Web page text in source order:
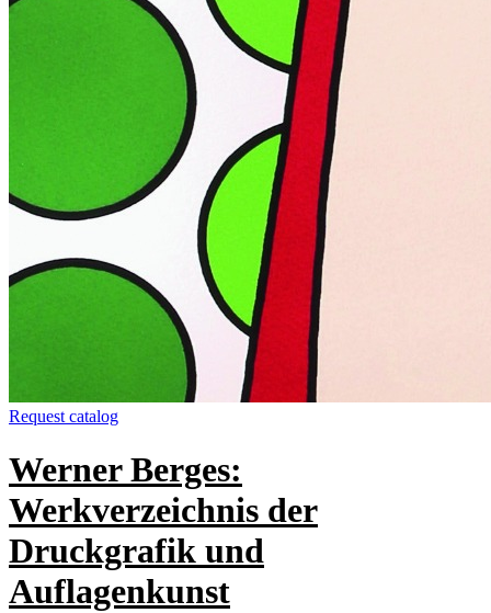
Request catalog
Werner Berges:
Werkverzeichnis der
Druckgrafik und
Auflagenkunst